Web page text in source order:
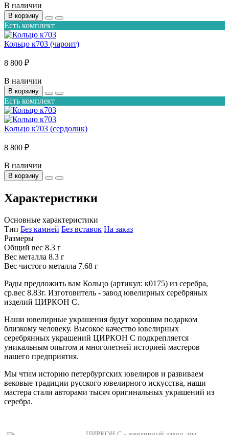
В наличии
В корзину
Есть комплект
Кольцо к703 (чароит)
8 800 ₽
В наличии
В корзину
Есть комплект
Кольцо к703 (сердолик)
8 800 ₽
В наличии
В корзину
Характеристики
Основные характеристики
Тип Без камней Без вставок На заказ
Размеры
Общий вес 8.3 г
Вес металла 8.3 г
Вес чистого металла 7.68 г
Рады предложить вам Кольцо (артикул: к0175) из серебра,
ср.вес 8.83г. Изготовитель - завод ювелирных серебряных
изделий ЦИРКОН С.
Наши ювелирные украшения будут хорошим подарком
близкому человеку. Высокое качество ювелирных
серебрянных украшений ЦИРКОН С подкрепляется
уникальным опытом и многолетней историей мастеров
нашего предприятия.
Мы чтим историю петербургских ювелиров и развиваем
вековые традиции русского ювелирного искусства, наши
мастера стали авторами тысяч оригинальных украшений из
серебра.